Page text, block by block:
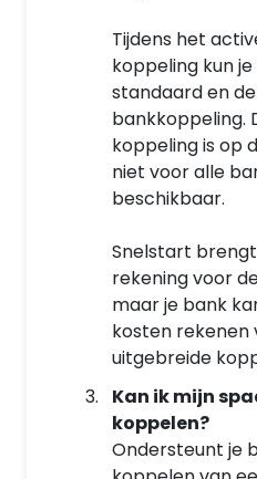
Tijdens het
koppeling kun
standaard en
bankkoppeling.
koppeling is op
niet voor alle
beschikbaar.
Snelstart
rekening voor
maar je bank
kosten rekenen
uitgebreide
Kan ik mijn
koppelen?
Ondersteunt je